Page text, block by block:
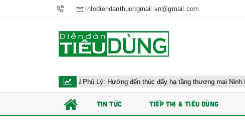
infodiendanthuongmail.vn@gmail.com
AEON Phủ Lý: Hướng đến thúc đẩy hạ tầng thương mại Ninh Bình
TIN TỨC TIẾP THỊ & TIÊU DÙNG